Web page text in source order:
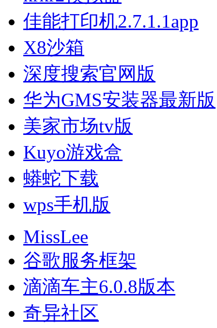
佳能打印机2.7.1.1app
X8沙箱
深度搜索官网版
华为GMS安装器最新版
美家市场tv版
Kuyo游戏盒
蟒蛇下载
wps手机版
MissLee
谷歌服务框架
滴滴车主6.0.8版本
奇异社区